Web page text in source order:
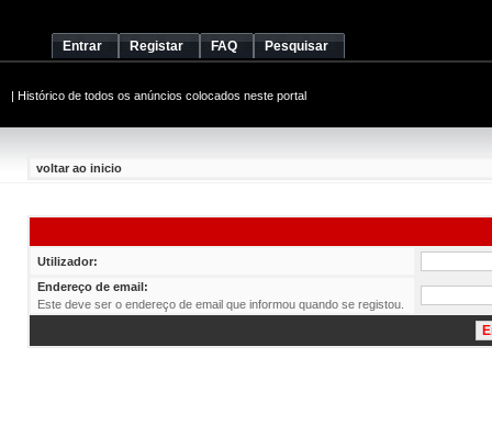
Entrar Registar FAQ Pesquisar
| Histórico de todos os anúncios colocados neste portal
voltar ao inicio
Utilizador:
Endereço de email:
Este deve ser o endereço de email que informou quando se registou.